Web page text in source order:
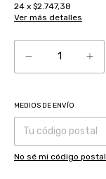
24 x $2.747,38
Ver más detalles
Entregas para el CP:
MEDIOS DE ENVÍO
No sé mi código postal